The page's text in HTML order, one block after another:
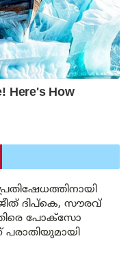
ദിപ്കെ, സൗരവ്
പോക്സോ